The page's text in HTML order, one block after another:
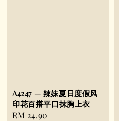
A4247 — 辣妹夏日度假风
印花百搭平口抹胸上衣
Regular
RM 24.90